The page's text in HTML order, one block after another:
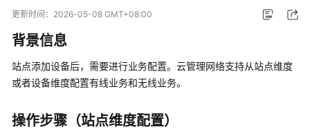
云
务
云
管
网
更新时间： 2026-05-08 GMT+08:00
背景信息
站点添加设备后，需要进行业务配置。 云管理网络支持从站点维度
或者设备维度配置有线业务和无线业务。
操作步骤（站点维度配置）